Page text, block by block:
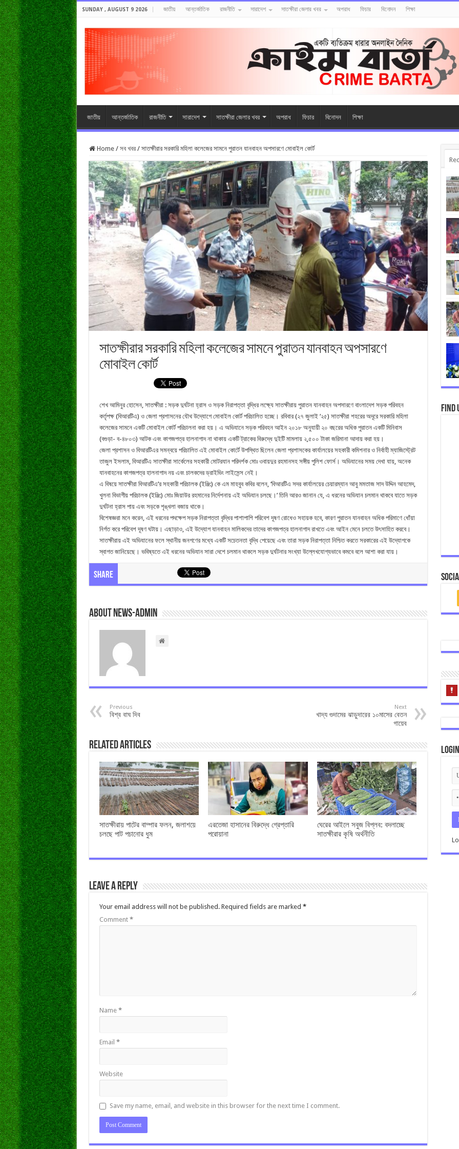
SUNDAY , AUGUST 9 2026 জাতীয় আন্তর্জাতিক রাজনীতি সারাদেশ সাতক্ষীরা জেলার খবর অপরাধ ফিচার বিনোদন শিক্ষা
জাতীয় আন্তর্জাতিক রাজনীতি সারাদেশ সাতক্ষীরা জেলার খবর অপরাধ ফিচার বিনোদন শিক্ষা
Home / সব খবর / সাতক্ষীরার সরকারি মহিলা কলেজের সামনে পুরাতন যানবাহন অপসারণে মোবাইল কোর্ট
সাতক্ষীরার সরকারি মহিলা কলেজের সামনে পুরাতন যানবাহন অপসারণে
মোবাইল কোর্ট
শেখ আমিনুর হোসেন, সাতক্ষীরা : সড়ক দুর্ঘটনা হ্রাস ও সড়ক নিরাপত্তা বৃদ্ধির লক্ষ্যে সাতক্ষীরায় পুরাতন যানবাহন অপসারণে বাংলাদেশ সড়ক পরিবহন
কর্তৃপক্ষ (বিআরটিএ) ও জেলা প্রশাসনের যৌথ উদ্যোগে মোবাইল কোর্ট পরিচালিত হচ্ছে। রবিবার (২৭ জুলাই ‘২৫) সাতক্ষীরা শহরের অদূরে সরকারি মহিলা
কলেজের সামনে একটি মোবাইল কোর্ট পরিচালনা করা হয়। এ অভিযানে সড়ক পরিবহন আইন ২০১৮ অনুযায়ী ২০ বছরের অধিক পুরাতন একটি মিনিবাস
(বগুড়া- ব-৪৮০৩) আটক এবং কাগজপত্র হালনাগাদ না থাকায় একটি ট্রাকের বিরুদ্ধে দুইটি মামলায় ২,৫০০ টাকা জরিমানা আদায় করা হয়।
জেলা প্রশাসন ও বিআরটিএর সমন্বয়ে পরিচালিত এই মোবাইল কোর্টে উপস্থিত ছিলেন জেলা প্রশাসকের কার্যালয়ের সহকারী কমিশনার ও নির্বাহী ম্যাজিস্ট্রেট
তাজুল ইসলাম, বিআরটিএ সাতক্ষীরা সার্কেলের সহকারী মোটরযান পরিদর্শক মোঃ ওবায়দুর রহমানসহ সঙ্গীয় পুলিশ ফোর্স। অভিযানের সময় দেখা যায়, অনেক
যানবাহনের কাগজপত্র হালনাগাদ নয় এবং চালকদের ড্রাইভিং লাইসেন্স নেই।
এ বিষয়ে সাতক্ষীরা বিআরটিএ’র সহকারী পরিচালক (ইঞ্জি:) কে এম মাহবুব কবির বলেন, ‘বিআরটিএ সদর কার্যালয়ের চেয়ারম্যান আবু মমতাজ সাদ উদ্দিন আহমেদ,
খুলনা বিভাগীয় পরিচালক (ইঞ্জি:) মোঃ জিয়াউর রহমানের নির্দেশনায় এই অভিযান চলছে।’ তিনি আরও জানান যে, এ ধরনের অভিযান চলমান থাকবে যাতে সড়ক
দুর্ঘটনা হ্রাস পায় এবং সড়কে শৃঙ্খলা বজায় থাকে।
বিশেষজ্ঞরা মনে করেন, এই ধরনের পদক্ষেপ সড়ক নিরাপত্তা বৃদ্ধির পাশাপাশি পরিবেশ দূষণ রোধেও সহায়ক হবে, কারণ পুরাতন যানবাহন অধিক পরিমাণে ধোঁয়া
নির্গত করে পরিবেশ দূষণ ঘটায়। এছাড়াও, এই উদ্যোগ যানবাহন মালিকদের তাদের কাগজপত্র হালনাগাদ রাখতে এবং আইন মেনে চলতে উৎসাহিত করবে।
সাতক্ষীরায় এই অভিযানের ফলে স্থানীয় জনগণের মধ্যে একটি সচেতনতা বৃদ্ধি পেয়েছে এবং তারা সড়ক নিরাপত্তা নিশ্চিত করতে সরকারের এই উদ্যোগকে
স্বাগত জানিয়েছে। ভবিষ্যতে এই ধরনের অভিযান সারা দেশে চলমান থাকলে সড়ক দুর্ঘটনার সংখ্যা উল্লেখযোগ্যভাবে কমবে বলে আশা করা যায়।
Share
About news-admin
Previous
বিশ্ব বাঘ দিব
Next
খাদ্য গুদামের ঝাড়ুদারের ১০মাসের বেতন
গায়েব
Related Articles
সাতক্ষীরায় পাটের বাম্পার ফলন, জলাশয়ে
চলছে পাট পচানোর ধুম
এরতেজা হাসানের বিরুদ্ধে গ্রেপ্তারি
পরোয়ানা
ঘেরের আইলে সবুজ বিপ্লব: বদলাচ্ছে
সাতক্ষীরার কৃষি অর্থনীতি
Leave a Reply
Your email address will not be published. Required fields are marked *
Comment *
Name *
Email *
Website
Save my name, email, and website in this browser for the next time I comment.
Find
Login